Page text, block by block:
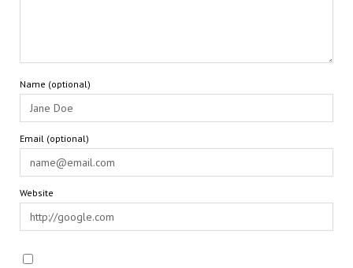
Name (optional)
Email (optional)
Website